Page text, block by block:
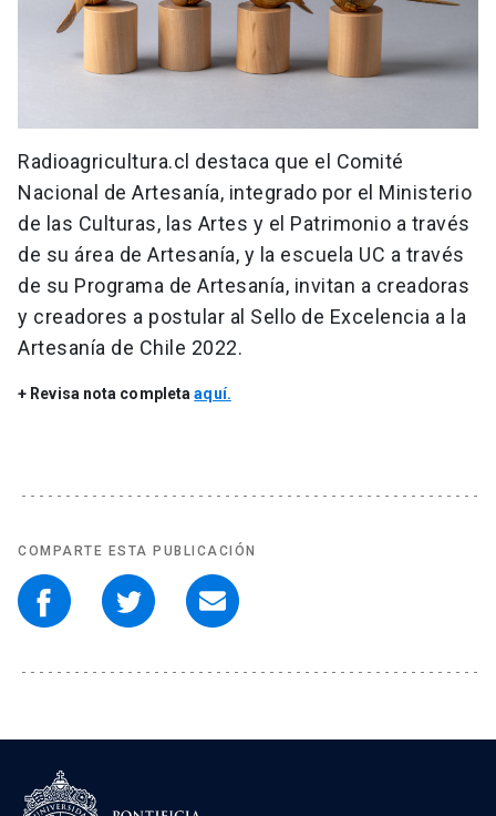
Radioagricultura.cl destaca que el Comité
Nacional de Artesanía, integrado por el Ministerio
de las Culturas, las Artes y el Patrimonio a través
de su área de Artesanía, y la escuela UC a través
de su Programa de Artesanía, invitan a creadoras
y creadores a postular al Sello de Excelencia a la
Artesanía de Chile 2022.
+ Revisa nota completaaquí.
COMPARTE ESTA PUBLICACIÓN